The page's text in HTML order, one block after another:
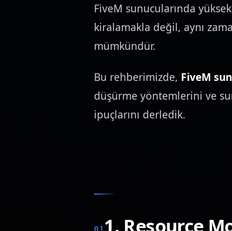
FiveM sunucularında
kiralamakla değil, aynı
mümkündür.
Bu rehberimizde, FiveM
düşürme yöntemlerini ve
ipuçlarını derledik.
1. Resource